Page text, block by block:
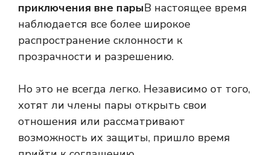
приключения вне парыВ настоящее время
наблюдается все более широкое
распространение склонности к
прозрачности и разрешению.
Но это не всегда легко. Независимо от того,
хотят ли члены пары открыть свои
отношения или рассматривают
возможность их защиты, пришло время